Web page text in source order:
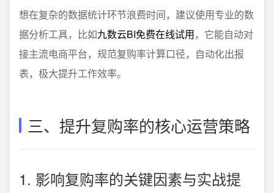
想在复杂的数据统计环节浪费时间，建议使用专业的数
据分析工具，比如九数云BI免费在线试用，它能自动对
接主流电商平台，规范复购率计算口径，自动化出报
表，极大提升工作效率。
三、提升复购率的核心运营策略
1. 影响复购率的关键因素与实战提